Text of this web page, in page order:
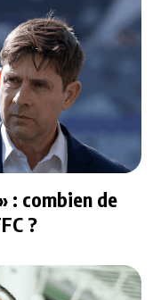
: combien de
?